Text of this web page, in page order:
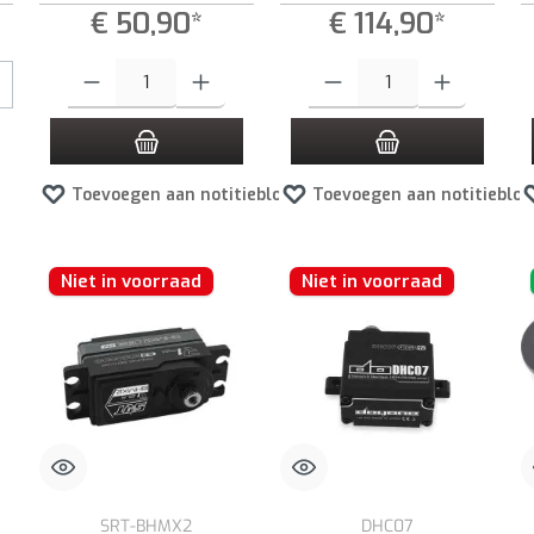
knoppen om de hoeveelheid te verhogen of te verlagen.
€ 50,90*
Toevoegen aan notitieblok
€ 114,90*
Toevoegen aan notitieblok
Niet in voorraad
SRT-BHMX2
Niet in voorraad
DHC07